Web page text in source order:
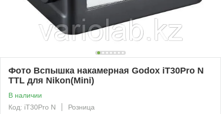
Фото Вспышка накамерная Godox iT30Pro N
TTL для Nikon(Mini)
В наличии
Код: iT30Pro N
Розница